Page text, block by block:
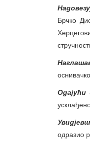
Брчко
Одајући
одразио